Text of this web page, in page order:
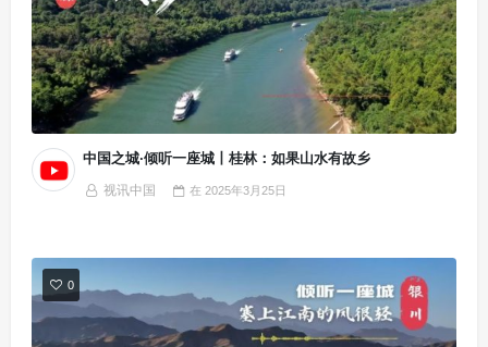
中国之城·倾听一座城丨桂林：如果山水有故乡
视讯中国 在 2025年3月25日
0